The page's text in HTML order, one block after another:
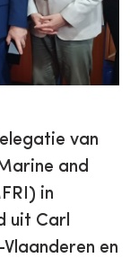
van
and
in
uit Carl
en